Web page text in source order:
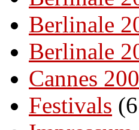
Berlinale
Berlinale
Cannes
Festivals